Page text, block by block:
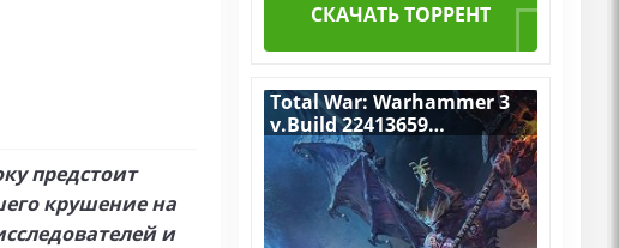
предстоит
крушение на
и
СКАЧАТЬ ТОРРЕНТ
Total War: Warhammer 3
v.Build 22413659
[RUS|ENG] (2022) PC
RePack by R.G. Механики
со всеми Дополнениями